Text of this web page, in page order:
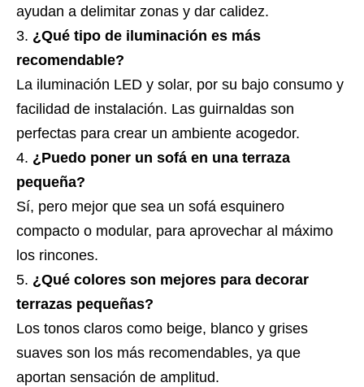
ayudan a delimitar zonas y dar calidez.
¿Qué tipo de iluminación es más
recomendable?
La iluminación LED y solar, por su bajo consumo y
facilidad de instalación. Las guirnaldas son
perfectas para crear un ambiente acogedor.
¿Puedo poner un sofá en una terraza
pequeña?
Sí, pero mejor que sea un sofá esquinero
compacto o modular, para aprovechar al máximo
los rincones.
¿Qué colores son mejores para decorar
terrazas pequeñas?
Los tonos claros como beige, blanco y grises
suaves son los más recomendables, ya que
aportan sensación de amplitud.